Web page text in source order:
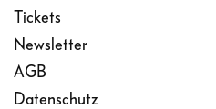
Tickets
Newsletter
AGB
Datenschutz